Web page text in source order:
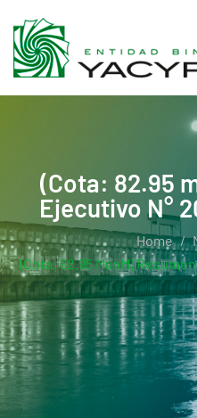
(Cota: 82.95
Ejecutivo N°
Home
(Cota: 82.95 MsnM)